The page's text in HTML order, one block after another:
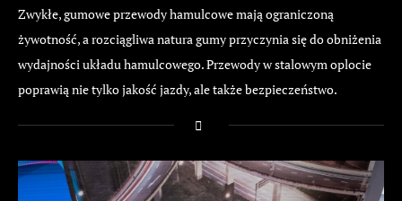
Zwykłe, gumowe przewody hamulcowe mają ograniczoną
żywotność, a rozciągliwa natura gumy przyczynia się do obniżenia
wydajności układu hamulcowego. Przewody w stalowym oplocie
poprawią nie tylko jakość jazdy, ale także bezpieczeństwo.